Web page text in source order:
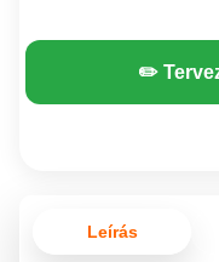
✏️
Leírás